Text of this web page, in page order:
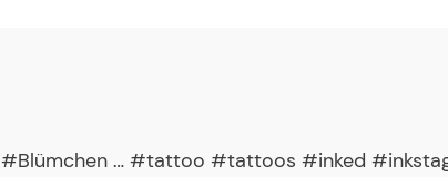
#Blümchen … #tattoo #tattoos #inked